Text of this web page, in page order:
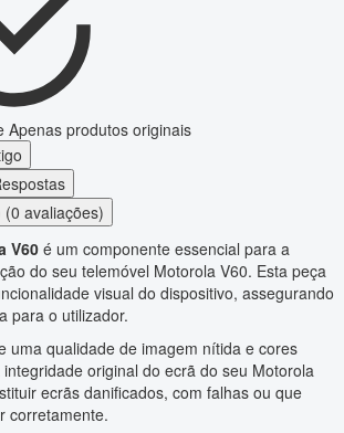
Apenas produtos originais
avaliações)
V60 é um componente essencial para a
do seu telemóvel Motorola V60. Esta peça
visual do dispositivo, assegurando
para o utilizador.
uma qualidade de imagem nítida e cores
original do ecrã do seu Motorola
ecrãs danificados, com falhas ou que
corretamente.